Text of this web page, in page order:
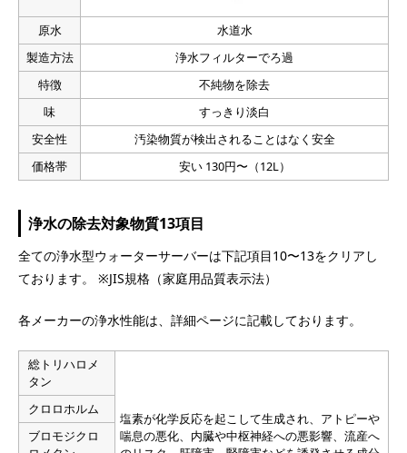
原水
水道水
製造方法
浄水フィルターでろ過
特徴
不純物を除去
味
すっきり淡白
安全性
汚染物質が検出されることはなく安全
価格帯
安い 130円〜（12L）
浄水の除去対象物質13項目
全ての浄水型ウォーターサーバーは下記項目10〜13をクリアし
ております。 ※JIS規格（家庭用品質表示法）
各メーカーの浄水性能は、詳細ページに記載しております。
総トリハロメ
タン
塩素が化学反応を起こして生成され、アトピーや
喘息の悪化、内臓や中枢神経への悪影響、流産へ
クロロホルム
ブロモジクロ